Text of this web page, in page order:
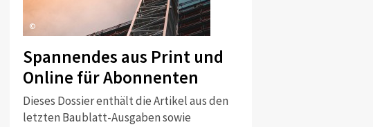
©
Spannendes aus Print und
Online für Abonnenten
Dieses Dossier enthält die Artikel aus den
letzten Baublatt-Ausgaben sowie